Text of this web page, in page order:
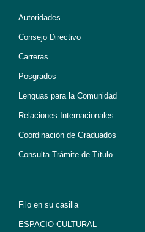
Autoridades
Consejo Directivo
Carreras
Posgrados
Lenguas para la Comunidad
Relaciones Internacionales
Coordinación de Graduados
Consulta Trámite de Título
Filo en su casilla
ESPACIO CULTURAL